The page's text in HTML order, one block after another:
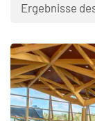
Ergebnisse